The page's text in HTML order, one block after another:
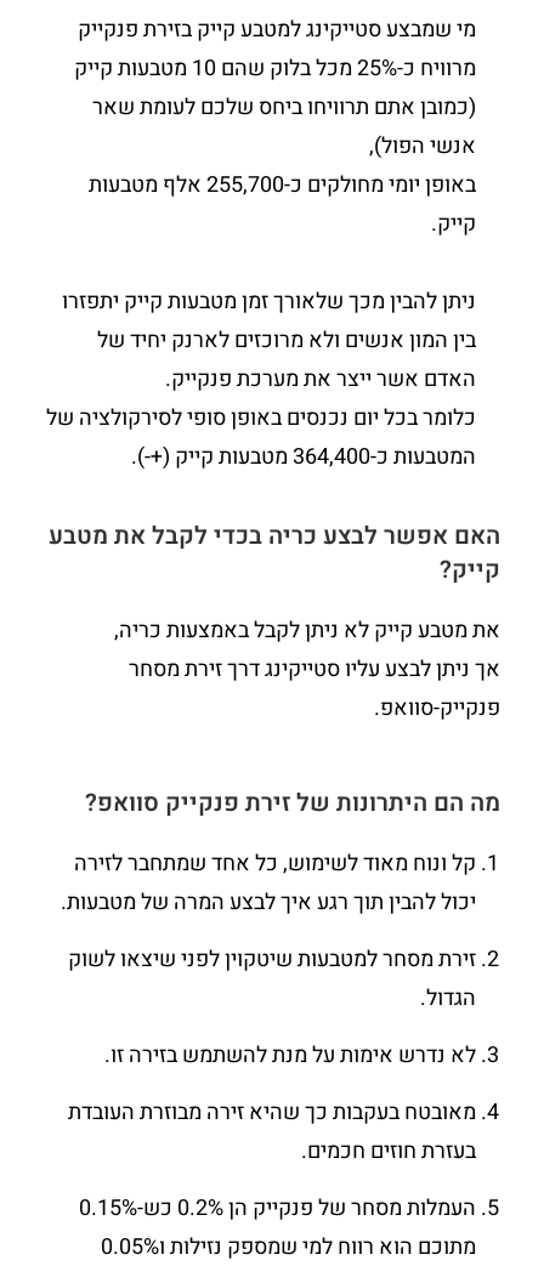
מי שמבצע סטייקינג למטבע קייק בזירת פנקייק
מרוויח כ-25% מכל בלוק שהם 10 מטבעות קייק
(כמובן אתם תרוויחו ביחס שלכם לעומת שאר
אנשי הפול),
באופן יומי מחולקים כ-255,700 אלף מטבעות
קייק.
ניתן להבין מכך שלאורך זמן מטבעות קייק יתפזרו
בין המון אנשים ולא מרוכזים לארנק יחיד של
האדם אשר ייצר את מערכת פנקייק.
כלומר בכל יום נכנסים באופן סופי לסירקולציה של
המטבעות כ-364,400 מטבעות קייק (+-).
האם אפשר לבצע כריה בכדי לקבל את מטבע
קייק?
את מטבע קייק לא ניתן לקבל באמצעות כריה,
אך ניתן לבצע עליו סטייקינג דרך זירת מסחר
פנקייק-סוואפ.
מה הם היתרונות של זירת פנקייק סוואפ?
קל ונוח מאוד לשימוש, כל אחד שמתחבר לזירה
יכול להבין תוך רגע איך לבצע המרה של מטבעות.
זירת מסחר למטבעות שיטקוין לפני שיצאו לשוק
הגדול.
לא נדרש אימות על מנת להשתמש בזירה זו.
מאובטח בעקבות כך שהיא זירה מבוזרת העובדת
בעזרת חוזים חכמים.
העמלות מסחר של פנקייק הן 0.2% כש-0.15%
מתוכם הוא רווח למי שמספק נזילות ו0.05%